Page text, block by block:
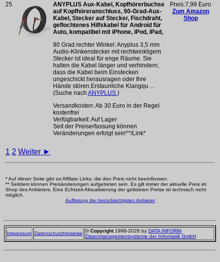
25
ANYPLUS Aux-Kabel, Kopfhörerbuchse
auf Kopfhöreranschluss, 90-Grad-Aux-
Kabel, Stecker auf Stecker, Fischdraht,
geflochtenes Hilfskabel für Android für
Auto, kompatibel mit iPhone, iPod, iPad,
90 Grad rechter Winkel: Anyplus 3,5 mm
Audio-Klinkenstecker mit rechtwinkligem
Stecker ist ideal für enge Räume. Sie
halten die Kabel länger und verhindern,
dass die Kabel beim Einstecken
ungeschickt herausragen oder Ihre
Hände stören.Erstaunliche Klangqu ...
(Suche nach ANYPLUS )
Versandkosten: Ab 30 Euro in der Regel
kostenfrei
Verfügbarkeit: Auf Lager
Seit der Preiserfassung können
Veränderungen erfolgt sein**/Link*
Preis:7,99 Euro
Zum Amazon
Shop
1 2 Weiter ►
* Auf dieser Seite gibt es Affilate Links, die den Preis nicht beeinflussen.
** Seitdem können Preisänderungen aufgetreten sein. Es gilt immer der aktuelle Preis im
Shop des Anbieters. Eine Echtzeit-Aktualisierung der gelisteten Preise ist technisch nicht
möglich.
Auflistung der berücksichtigten Anbieter
Impressum Datenschutzhinweise ©Copyright1998-2026 by DATA INFORM-
Datenmanagementsysteme der Informatik GmbH